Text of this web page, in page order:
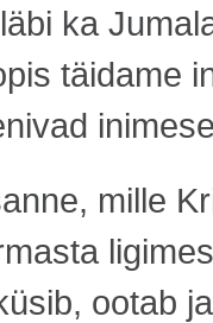
ka
täidame
mille
ootab